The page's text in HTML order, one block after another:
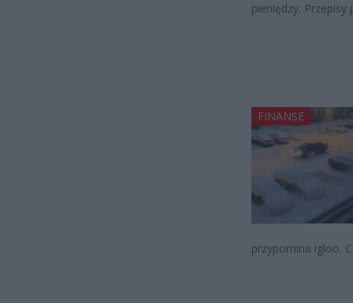
pieniędzy.
FINANSE
przypomina igloo.